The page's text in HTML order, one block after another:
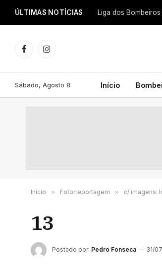
ÚLTIMAS NOTÍCIAS
FacebookInstagram
Sábado, Agosto 8 Início
Início » Fotorreportagem » c/ imagens:
13
Postado por: Pedro Fonseca 31/